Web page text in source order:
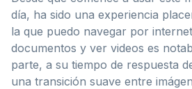
día, ha sido una experiencia
la que puedo navegar por
documentos y ver videos es
parte, a su tiempo de respuesta
una transición suave entre